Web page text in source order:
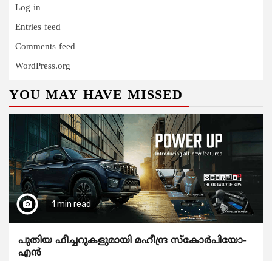
Log in
Entries feed
Comments feed
WordPress.org
YOU MAY HAVE MISSED
1 min read
പുതിയ ഫീച്ചറുകളുമായി മഹീന്ദ്ര സ്കോർപിയോ-
എൻ